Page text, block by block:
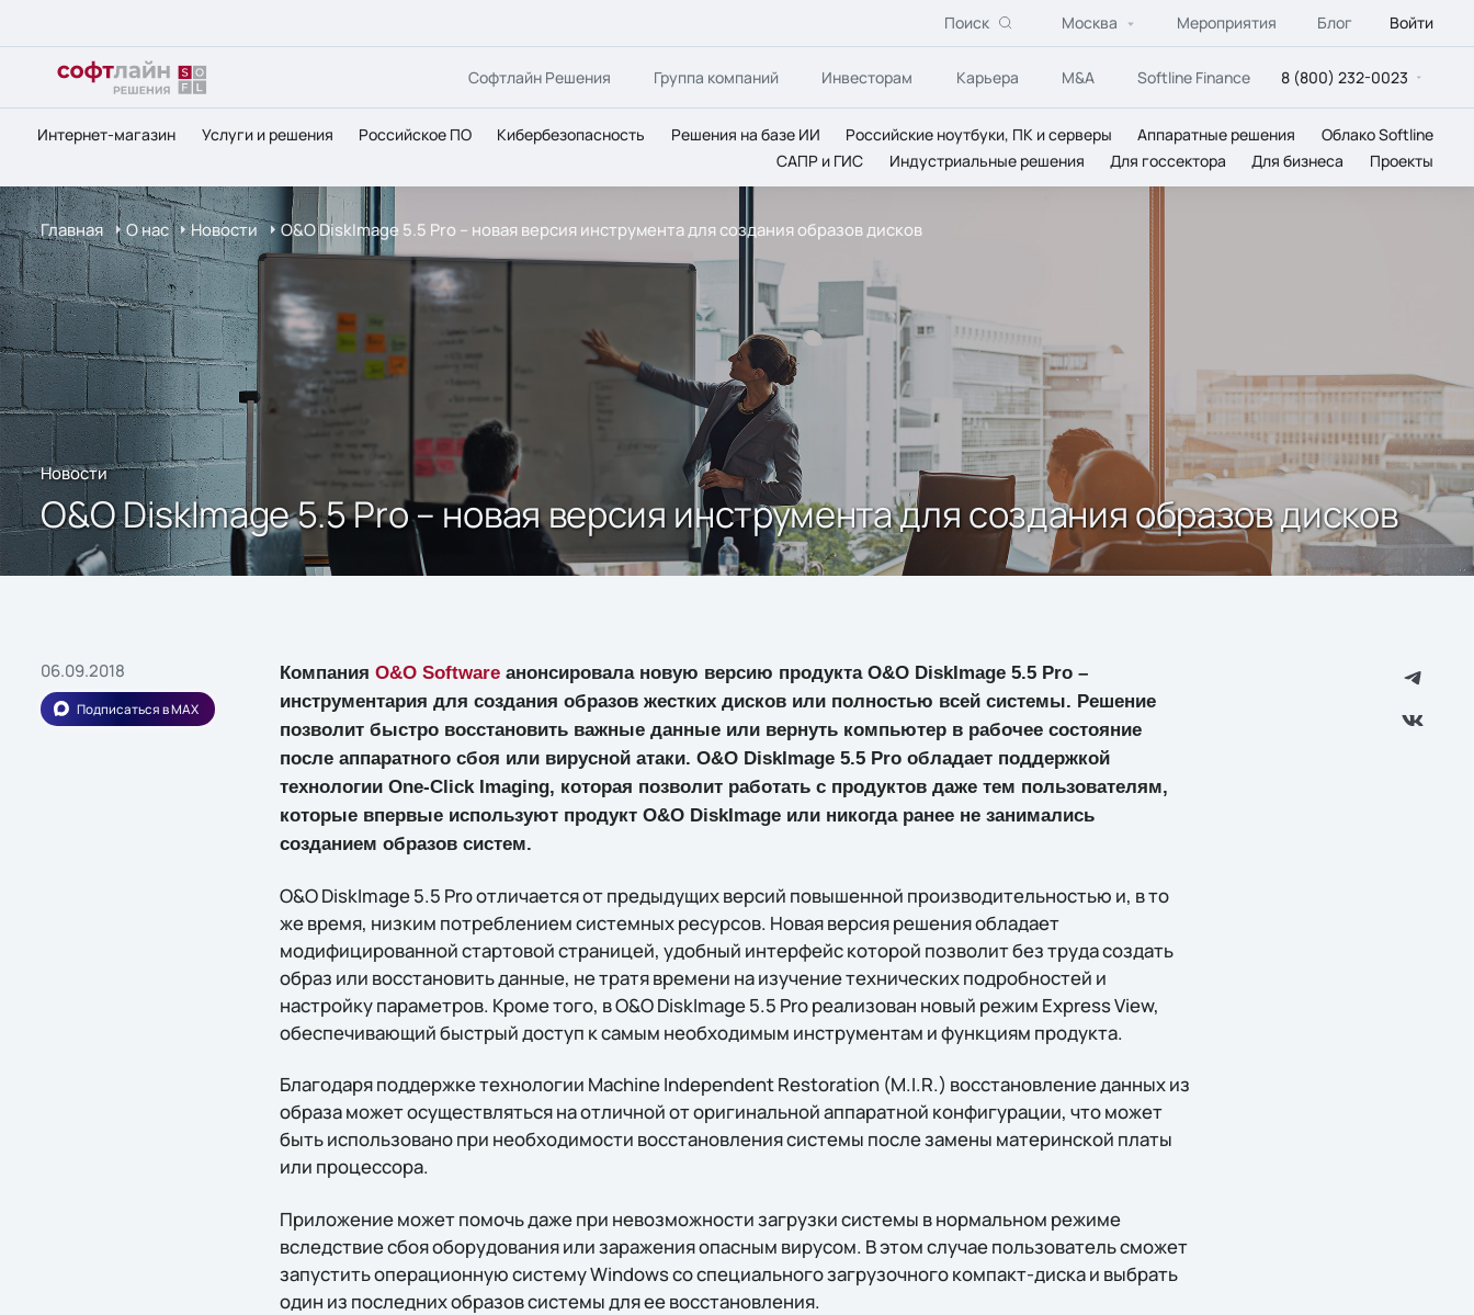
Поиск Москва Мероприятия Блог Войти
Софтлайн Решения Группа компаний Инвесторам Карьера M&A Softline Finance 8 (800) 232-0023
Интернет-магазин Услуги и решения Российское ПО Кибербезопасность Решения на базе ИИ Российские ноутбуки, ПК и серверы Аппаратные решения
Облако Softline
САПР и ГИС
Индустриальные решения Для госсектора Для бизнеса Проекты
Главная О нас Новости O&O DiskImage 5.5 Pro – новая версия инструмента для создания образов дисков
Новости
O&O DiskImage 5.5 Pro – новая версия инструмента для создания образов дисков
06.09.2018
Подписаться в MAX
Компания O&O Softwareанонсировала новую версию продукта O&O DiskImage 5.5 Pro –
инструментария для создания образов жестких дисков или полностью всей системы. Решение
позволит быстро восстановить важные данные или вернуть компьютер в рабочее состояние
после аппаратного сбоя или вирусной атаки. O&O DiskImage 5.5 Pro обладает поддержкой
технологии One-Click Imaging, которая позволит работать с продуктов даже тем пользователям,
которые впервые используют продукт O&O DiskImage или никогда ранее не занимались
созданием образов систем.
O&O DiskImage 5.5 Pro отличается от предыдущих версий повышенной производительностью и, в то
же время, низким потреблением системных ресурсов. Новая версия решения обладает
модифицированной стартовой страницей, удобный интерфейс которой позволит без труда создать
образ или восстановить данные, не тратя времени на изучение технических подробностей и
настройку параметров. Кроме того, в O&O DiskImage 5.5 Pro реализован новый режим Express View,
обеспечивающий быстрый доступ к самым необходимым инструментам и функциям продукта.
Благодаря поддержке технологии Machine Independent Restoration (M.I.R.) восстановление данных из
образа может осуществляться на отличной от оригинальной аппаратной конфигурации, что может
быть использовано при необходимости восстановления системы после замены материнской платы
или процессора.
Приложение может помочь даже при невозможности загрузки системы в нормальном режиме
вследствие сбоя оборудования или заражения опасным вирусом. В этом случае пользователь сможет
запустить операционную систему Windows со специального загрузочного компакт-диска и выбрать
один из последних образов системы для ее восстановления.